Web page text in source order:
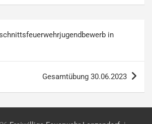
in
Gesamtübung 30.06.2023